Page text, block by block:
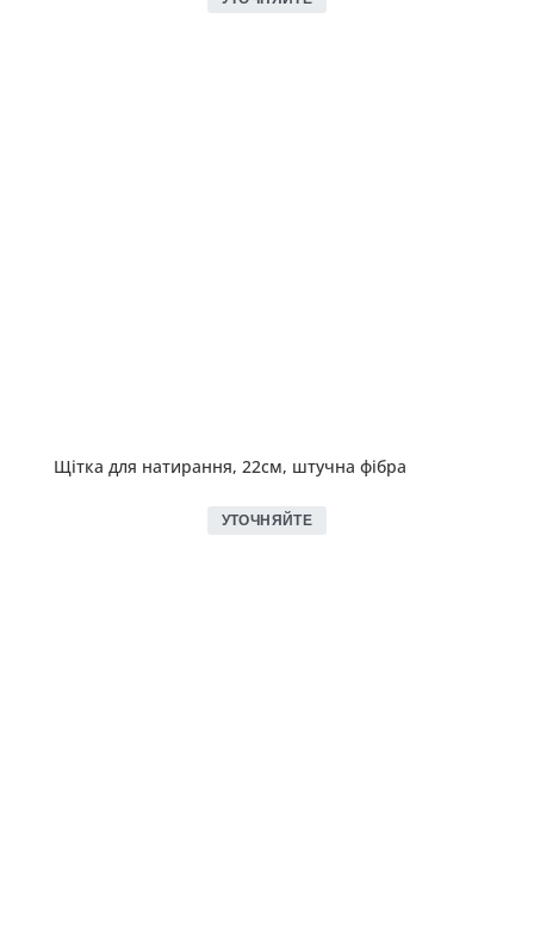
Щітка для натирання, 22см, штучна фібра
УТОЧНЯЙТЕ